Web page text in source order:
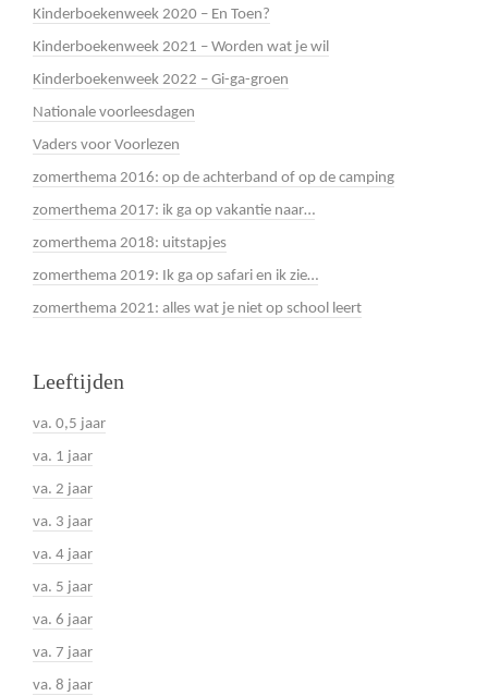
Kinderboekenweek 2020 – En Toen?
Kinderboekenweek 2021 – Worden wat je wil
Kinderboekenweek 2022 – Gi-ga-groen
Nationale voorleesdagen
Vaders voor Voorlezen
zomerthema 2016: op de achterband of op de camping
zomerthema 2017: ik ga op vakantie naar…
zomerthema 2018: uitstapjes
zomerthema 2019: Ik ga op safari en ik zie…
zomerthema 2021: alles wat je niet op school leert
Leeftijden
va. 0,5 jaar
va. 1 jaar
va. 2 jaar
va. 3 jaar
va. 4 jaar
va. 5 jaar
va. 6 jaar
va. 7 jaar
va. 8 jaar